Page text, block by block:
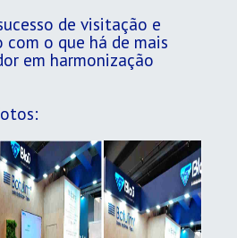
de visitação e
o que há de mais
em harmonização